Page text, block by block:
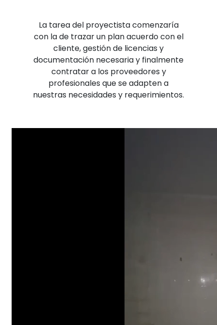
La tarea del proyectista comenzaría
con la de trazar un plan acuerdo con el
cliente, gestión de licencias y
documentación necesaria y finalmente
contratar a los proveedores y
profesionales que se adapten a
nuestras necesidades y requerimientos.